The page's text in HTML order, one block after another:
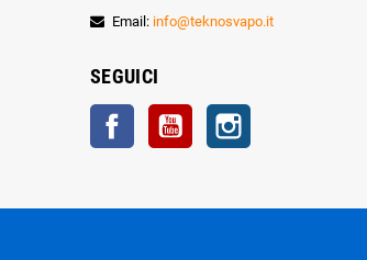
Email: info@teknosvapo.it
SEGUICI
Facebook YouTube